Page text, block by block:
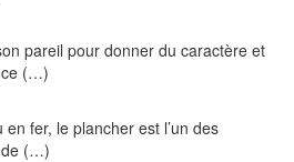
pareil pour donner du caractère et
(…)
fer, le plancher est l’un des
de (…)